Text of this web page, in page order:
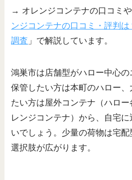
→ オレンジコンテナの口コミ
ンジコンテナの口コミ・評判
調査 」で解説しています。
鴻巣市は店舗型がハロー中心
保管したい方は本町のハロー
たい方は屋外コンテナ（ハロー
レンジコンテナ）から、自宅に
いでしょう。少量の荷物は宅
選択肢が広がります。